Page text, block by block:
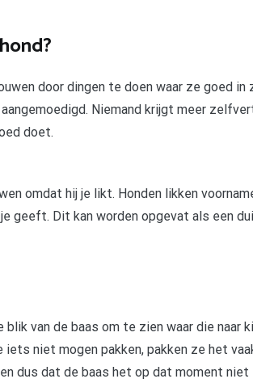
door dingen te doen waar ze goed in
Niemand krijgt meer
doet.
omdat hij je likt. Honden likken
geeft. Dit kan worden opgevat als een
blik van de baas om te zien waar die naar
iets niet mogen pakken, pakken ze het
dus dat de baas het op dat moment niet